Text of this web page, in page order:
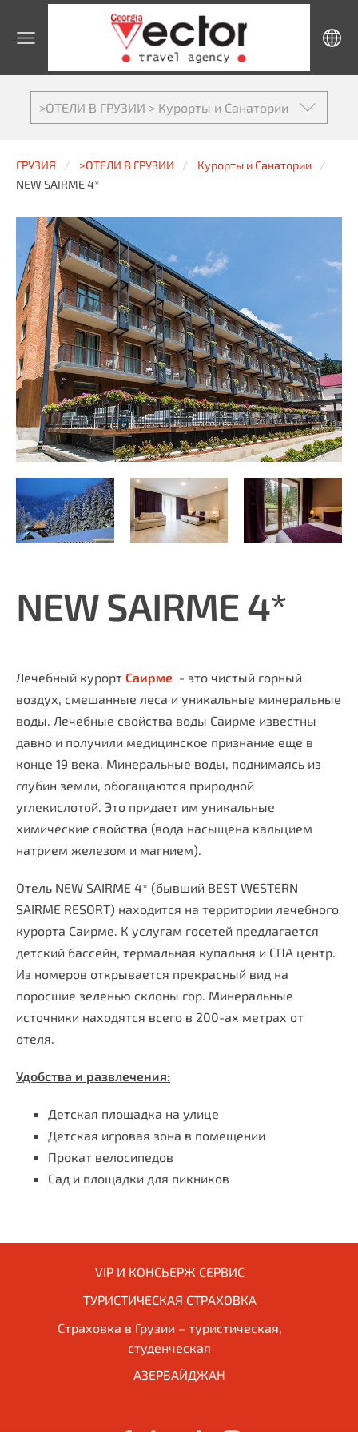
>ОТЕЛИ В ГРУЗИИ > Курорты и Санатории
ГРУЗИЯ >ОТЕЛИ В ГРУЗИИ
Курорты и Санатории
NEW SAIRME 4*
NEW SAIRME 4*
Лечебный курорт Саирме - это чистый горный
воздух, смешанные леса и уникальные минеральные
воды. Лечебные свойства воды Саирме известны
давно и получили медицинское признание еще в
конце 19 века. Минеральные воды, поднимаясь из
глубин земли, обогащаются природной
углекислотой. Это придает им уникальные
химические свойства (вода насыщена кальцием
натрием железом и магнием).
Отель NEW SAIRME 4* (бывший BEST WESTERN
SAIRME RESORT) находится на территории лечебного
курорта Саирме. К услугам госетей предлагается
детский бассейн, термальная купальня и СПА центр.
Из номеров открывается прекрасный вид на
поросшие зеленью склоны гор. Минеральные
источники находятся всего в 200-ах метрах от
отеля.
Удобства и развлечения:
Детская площадка на улице
Детская игровая зона в помещении
Прокат велосипедов
Сад и площадки для пикников
VIP И КОНСЬЕРЖ СЕРВИС
ТУРИСТИЧЕСКАЯ СТРАХОВКА
Страховка в Грузии – туристическая,
студенческая
АЗЕРБАЙДЖАН